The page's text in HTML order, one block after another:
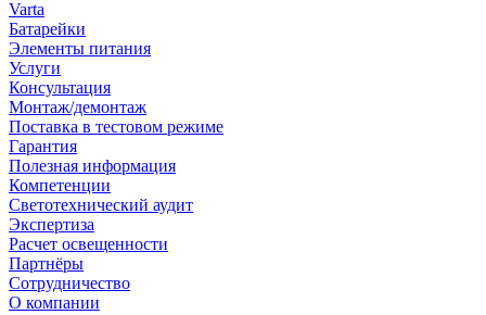
Varta
Батарейки
Элементы питания
Услуги
Консультация
Монтаж/демонтаж
Поставка в тестовом режиме
Гарантия
Полезная информация
Компетенции
Светотехнический аудит
Экспертиза
Расчет освещенности
Партнёры
Cотрудничество
О компании